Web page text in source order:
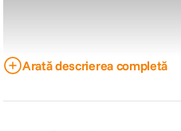
Arată descrierea completă